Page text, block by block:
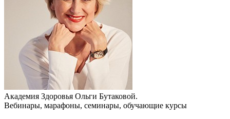
Академия Здоровья Ольги Бутаковой.
Вебинары, марафоны, семинары, обучающие курсы